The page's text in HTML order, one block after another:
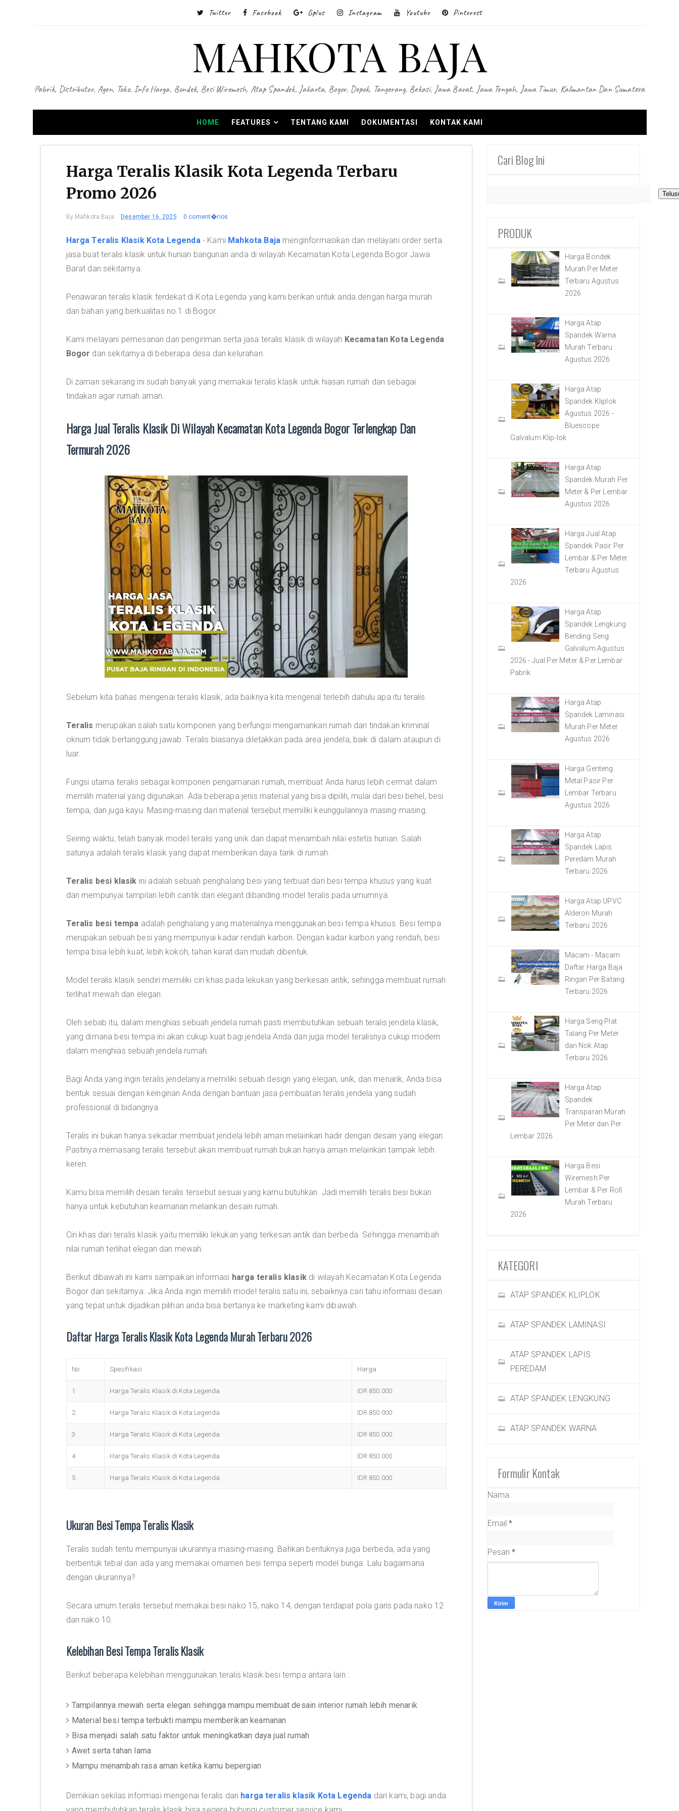
Twitter Facebook Gplus Instagram Youtube Pinterest
MAHKOTA BAJA
Pabrik, Distributor, Agen, Toko, Info Harga, Bondek, Besi Wiremesh, Atap Spandek, Jakarta, Bogor, Depok, Tangerang, Bekasi, Jawa Barat, Jawa Tengah, Jawa Timur, Kalimantan Dan Sumatera
HOME FEATURES TENTANG KAMI DOKUMENTASI KONTAK KAMI
Harga Teralis Klasik Kota Legenda Terbaru
Promo 2026
By Mahkota Baja Desember 16, 2025 0 coment�rios
Harga Teralis Klasik Kota Legenda- Kami Mahkota Bajamenginformasikan dan melayani order serta
jasa buat teralis klasik untuk hunian bangunan anda di wilayah Kecamatan Kota Legenda Bogor Jawa
Barat dan sekitarnya.
Penawaran teralis klasik terdekat di Kota Legenda yang kami berikan untuk anda dengan harga murah
dan bahan yang berkualitas no.1 di Bogor.
Kami melayani pemesanan dan pengiriman serta jasa teralis klasik di wilayah Kecamatan Kota Legenda
Bogor dan sekitarnya di beberapa desa dan kelurahan.
Di zaman sekarang ini sudah banyak yang memakai teralis klasik untuk hiasan rumah dan sebagai
tindakan agar rumah aman.
Harga Jual Teralis Klasik Di Wilayah Kecamatan Kota Legenda Bogor Terlengkap Dan
Termurah 2026
Sebelum kita bahas mengenai teralis klasik, ada baiknya kita mengenal terlebih dahulu apa itu teralis.
Teralis merupakan salah satu komponen yang berfungsi mengamankan rumah dari tindakan kriminal
oknum tidak bertanggung jawab. Teralis biasanya diletakkan pada area jendela, baik di dalam ataupun di
luar.
Fungsi utama teralis sebagai komponen pengamanan rumah, membuat Anda harus lebih cermat dalam
memilih material yang digunakan. Ada beberapa jenis material yang bisa dipilih, mulai dari besi behel, besi
tempa, dan juga kayu. Masing-masing dari material tersebut memiliki keunggulannya masing-masing.
Seiring waktu, telah banyak model teralis yang unik dan dapat menambah nilai estetis hunian. Salah
satunya adalah teralis klasik yang dapat memberikan daya tarik di rumah.
Teralis besi klasik ini adalah sebuah penghalang besi yang terbuat dari besi tempa khusus yang kuat
dan mempunyai tampilan lebih cantik dan elegant dibanding model teralis pada umumnya.
Teralis besi tempa adalah penghalang yang materialnya menggunakan besi tempa khusus. Besi tempa
merupakan sebuah besi yang mempunyai kadar rendah karbon. Dengan kadar karbon yang rendah, besi
tempa bisa lebih kuat, lebih kokoh, tahan karat dan mudah dibentuk.
Model teralis klasik sendiri memiliki ciri khas pada lekukan yang berkesan antik, sehingga membuat rumah
terlihat mewah dan elegan.
Oleh sebab itu, dalam menghias sebuah jendela rumah pasti membutuhkan sebuah teralis jendela klasik,
yang dimana besi tempa ini akan cukup kuat bagi jendela Anda dan juga model teralisnya cukup modern
dalam menghias sebuah jendela rumah.
Bagi Anda yang ingin teralis jendelanya memiliki sebuah design yang elegan, unik, dan menarik, Anda bisa
bentuk sesuai dengan keinginan Anda dengan bantuan jasa pembuatan teralis jendela yang sudah
professional di bidangnya.
Teralis ini bukan hanya sekadar membuat jendela lebih aman melainkan hadir dengan desain yang elegan.
Pastinya memasang teralis tersebut akan membuat rumah bukan hanya aman melainkan tampak lebih
keren.
Kamu bisa memilih desain teralis tersebut sesuai yang kamu butuhkan. Jadi memilih teralis besi bukan
hanya untuk kebutuhan keamanan melainkan desain rumah.
Ciri khas dari teralis klasik yaitu memiliki lekukan yang terkesan antik dan berbeda. Sehingga menambah
nilai rumah terlihat elegan dan mewah.
Berikut dibawah ini kami sampaikan informasi harga teralis klasikdi wilayah Kecamatan Kota Legenda
Bogor dan sekitarnya. Jika Anda ingin memilih model teralis satu ini, sebaiknya cari tahu informasi desain
yang tepat untuk dijadikan pilihan anda bisa bertanya ke marketing kami dibawah.
Daftar Harga Teralis Klasik Kota Legenda Murah Terbaru 2026
No Spesifikasi Harga
1 Harga Teralis Klasik di Kota Legenda IDR 850.000
2 Harga Teralis Klasik di Kota Legenda IDR 850.000
3 Harga Teralis Klasik di Kota Legenda IDR 850.000
4 Harga Teralis Klasik di Kota Legenda IDR 850.000
5 Harga Teralis Klasik di Kota Legenda IDR 850.000
Ukuran Besi Tempa Teralis Klasik
Teralis sudah tentu mempunyai ukurannya masing-masing. Bahkan bentuknya juga berbeda, ada yang
berbentuk tebal dan ada yang memakai ornamen besi tempa seperti model bunga. Lalu bagaimana
dengan ukurannya?
Secara umum teralis tersebut memakai besi nako 15, nako 14, dengan terdapat pola garis pada nako 12
dan nako 10.
Kelebihan Besi Tempa Teralis Klasik
Berikut beberapa kelebihan menggunakan teralis klasik besi tempa antara lain :
Tampilannya mewah serta elegan sehingga mampu membuat desain interior rumah lebih menarik
Material besi tempa terbukti mampu memberikan keamanan
Bisa menjadi salah satu faktor untuk meningkatkan daya jual rumah
Awet serta tahan lama
Mampu menambah rasa aman ketika kamu bepergian
Demikian sekilas informasi mengenai teralis dan harga teralis klasik Kota Legenda dari kami, bagi anda
Cari Blog Ini
PRODUK
Harga Bondek
Murah Per Meter
Terbaru Agustus
2026
Harga Atap
Spandek Warna
Murah Terbaru
Agustus 2026
Harga Atap
Spandek Kliplok
Agustus 2026 -
Bluescope
Galvalum Klip-lok
Harga Atap
Spandek Murah Per
Meter & Per Lembar
Agustus 2026
Harga Jual Atap
Spandek Pasir Per
Lembar & Per Meter
Terbaru Agustus
2026
Harga Atap
Spandek Lengkung
Bending Seng
Galvalum Agustus
2026 - Jual Per Meter & Per Lembar
Pabrik
Harga Atap
Spandek Laminasi
Murah Per Meter
Agustus 2026
Harga Genteng
Metal Pasir Per
Lembar Terbaru
Agustus 2026
Harga Atap
Spandek Lapis
Peredam Murah
Terbaru 2026
Harga Atap UPVC
Alderon Murah
Terbaru 2026
Macam - Macam
Daftar Harga Baja
Ringan Per Batang
Terbaru 2026
Harga Seng Plat
Talang Per Meter
dan Nok Atap
Terbaru 2026
Harga Atap
Spandek
Transparan Murah
Per Meter dan Per
Lembar 2026
Harga Besi
Wiremesh Per
Lembar & Per Roll
Murah Terbaru
2026
KATEGORI
ATAP SPANDEK KLIPLOK
ATAP SPANDEK LAMINASI
ATAP SPANDEK LAPIS
PEREDAM
ATAP SPANDEK LENGKUNG
ATAP SPANDEK WARNA
Formulir Kontak
Nama
Email*
Pesan*